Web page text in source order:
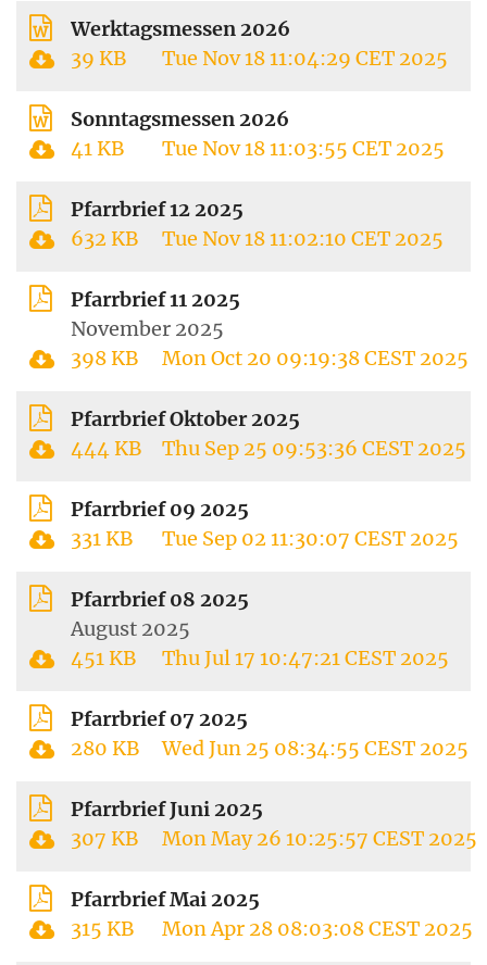
Werktagsmessen 2026
39 KB
Tue Nov 18 11:04:29 CET 2025
Sonntagsmessen 2026
41 KB
Tue Nov 18 11:03:55 CET 2025
Pfarrbrief 12 2025
632 KB
Tue Nov 18 11:02:10 CET 2025
Pfarrbrief 11 2025
November 2025
398 KB
Mon Oct 20 09:19:38 CEST 2025
Pfarrbrief Oktober 2025
444 KB
Thu Sep 25 09:53:36 CEST 2025
Pfarrbrief 09 2025
331 KB
Tue Sep 02 11:30:07 CEST 2025
Pfarrbrief 08 2025
August 2025
451 KB
Thu Jul 17 10:47:21 CEST 2025
Pfarrbrief 07 2025
280 KB
Wed Jun 25 08:34:55 CEST 2025
Pfarrbrief Juni 2025
307 KB
Mon May 26 10:25:57 CEST 2025
Pfarrbrief Mai 2025
315 KB
Mon Apr 28 08:03:08 CEST 2025